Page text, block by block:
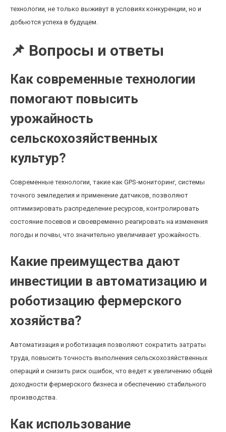
технологии, не только выживут в условиях конкуренции, но и
добьются успеха в будущем.
📌 Вопросы и ответы
Как современные технологии
помогают повысить
урожайность
сельскохозяйственных
культур?
Современные технологии, такие как GPS-мониторинг, системы
точного земледелия и применение датчиков, позволяют
оптимизировать распределение ресурсов, контролировать
состояние посевов и своевременно реагировать на изменения
погоды и почвы, что значительно увеличивает урожайность.
Какие преимущества дают
инвестиции в автоматизацию и
роботизацию фермерского
хозяйства?
Автоматизация и роботизация позволяют сократить затраты
труда, повысить точность выполнения сельскохозяйственных
операций и снизить риск ошибок, что ведет к увеличению общей
доходности фермерского бизнеса и обеспечению стабильного
производства.
Как использование